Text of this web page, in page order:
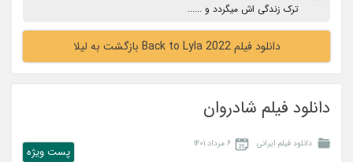
ترک زندگی اش میگردد و ......
دانلود فیلم Back to Lyla 2022 بازگشت به لیلا
دانلود فیلم شادروان
دانلود فیلم ایرانی ۶ مرداد ۱۴۰۱
پست ويژه